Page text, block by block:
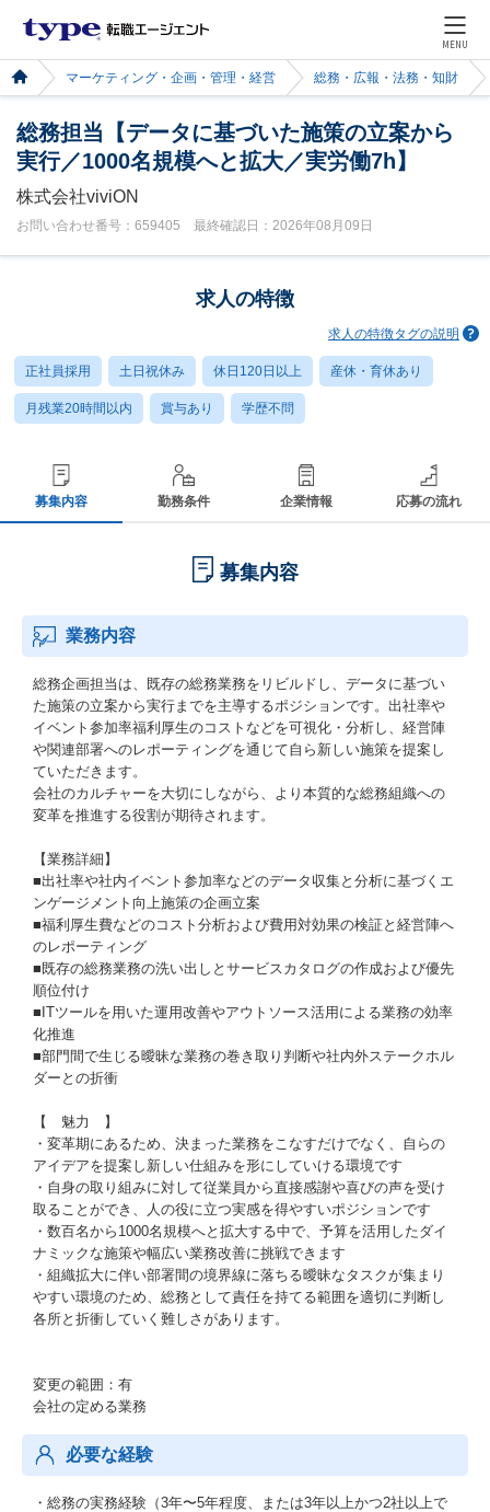
MENU
マーケティング・企画・管理・経営 総務・広報・法務・知財
総務担当【データに基づいた施策の立案から
実行／1000名規模へと拡大／実労働7h】
株式会社viviON
お問い合わせ番号：659405 最終確認日：2026年08月09日
求人の特徴
求人の特徴タグの説明
正社員採用 土日祝休み 休日120日以上 産休・育休あり
月残業20時間以内 賞与あり 学歴不問
募集内容 勤務条件 企業情報 応募の流れ
募集内容
業務内容
総務企画担当は、既存の総務業務をリビルドし、データに基づい
た施策の立案から実行までを主導するポジションです。出社率や
イベント参加率福利厚生のコストなどを可視化・分析し、経営陣
や関連部署へのレポーティングを通じて自ら新しい施策を提案し
ていただきます。
会社のカルチャーを大切にしながら、より本質的な総務組織への
変革を推進する役割が期待されます。
【業務詳細】
■出社率や社内イベント参加率などのデータ収集と分析に基づくエ
ンゲージメント向上施策の企画立案
■福利厚生費などのコスト分析および費用対効果の検証と経営陣へ
のレポーティング
■既存の総務業務の洗い出しとサービスカタログの作成および優先
順位付け
■ITツールを用いた運用改善やアウトソース活用による業務の効率
化推進
■部門間で生じる曖昧な業務の巻き取り判断や社内外ステークホル
ダーとの折衝
【 魅力 】
・変革期にあるため、決まった業務をこなすだけでなく、自らの
アイデアを提案し新しい仕組みを形にしていける環境です
・自身の取り組みに対して従業員から直接感謝や喜びの声を受け
取ることができ、人の役に立つ実感を得やすいポジションです
・数百名から1000名規模へと拡大する中で、予算を活用したダイ
ナミックな施策や幅広い業務改善に挑戦できます
・組織拡大に伴い部署間の境界線に落ちる曖昧なタスクが集まり
やすい環境のため、総務として責任を持てる範囲を適切に判断し
各所と折衝していく難しさがあります。
変更の範囲：有
会社の定める業務
必要な経験
・総務の実務経験（3年〜5年程度、または3年以上かつ2社以上で